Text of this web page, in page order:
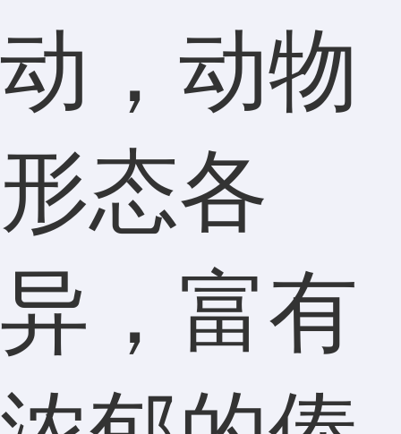
动，动物
形态各
异，富有